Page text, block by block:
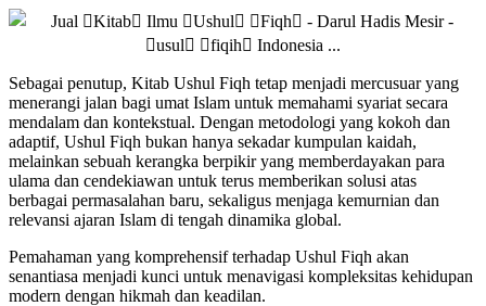
Sebagai penutup, Kitab Ushul Fiqh tetap menjadi mercusuar yang
menerangi jalan bagi umat Islam untuk memahami syariat secara
mendalam dan kontekstual. Dengan metodologi yang kokoh dan
adaptif, Ushul Fiqh bukan hanya sekadar kumpulan kaidah,
melainkan sebuah kerangka berpikir yang memberdayakan para
ulama dan cendekiawan untuk terus memberikan solusi atas
berbagai permasalahan baru, sekaligus menjaga kemurnian dan
relevansi ajaran Islam di tengah dinamika global.
Pemahaman yang komprehensif terhadap Ushul Fiqh akan
senantiasa menjadi kunci untuk menavigasi kompleksitas kehidupan
modern dengan hikmah dan keadilan.